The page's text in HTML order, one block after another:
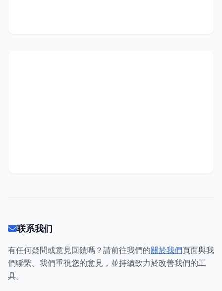
联系我们
有任何疑問或意見回饋嗎？請前往我們的關於我們頁面與我
們聯繫。我們重視您的意見，並持續致力於改善我們的工
具。